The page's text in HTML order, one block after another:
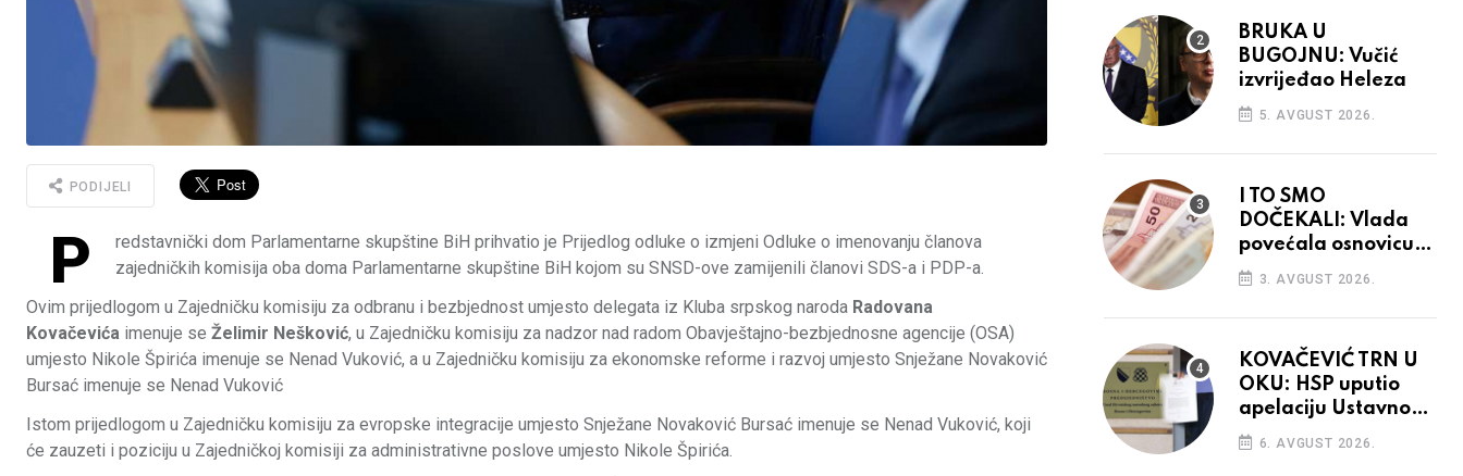
PODIJELI
P
redstavnički dom Parlamentarne skupštine BiH prihvatio je Prijedlog odluke o izmjeni Odluke o imenovanju članova
zajedničkih komisija oba doma Parlamentarne skupštine BiH kojom su SNSD-ove zamijenili članovi SDS-a i PDP-a.
Ovim prijedlogom u Zajedničku komisiju za odbranu i bezbjednost umjesto delegata iz Kluba srpskog naroda Radovana
Kovačevića imenuje se Želimir Nešković, u Zajedničku komisiju za nadzor nad radom Obavještajno-bezbjednosne agencije (OSA)
umjesto Nikole Špirića imenuje se Nenad Vuković, a u Zajedničku komisiju za ekonomske reforme i razvoj umjesto Snježane Novaković
Bursać imenuje se Nenad Vuković
Istom prijedlogom u Zajedničku komisiju za evropske integracije umjesto Snježane Novaković Bursać imenuje se Nenad Vuković, koji
će zauzeti i poziciju u Zajedničkoj komisiji za administrativne poslove umjesto Nikole Špirića.
BRUKA U
BUGOJNU: Vučić
izvrijeđao Heleza
5. AVGUST 2026.
I TO SMO
DOČEKALI: Vlada
povećala osnovicu
za obračun plaća
budžetskim
korisnicima
3. AVGUST 2026.
KOVAČEVIĆ TRN U
OKU: HSP uputio
apelaciju Ustavnom
sudu BiH
6. AVGUST 2026.